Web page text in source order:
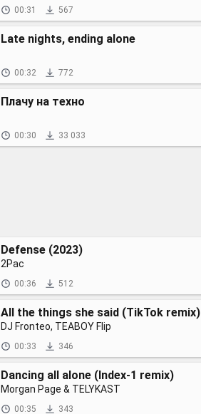
00:31 567
Late nights, ending alone
00:32 772
Плачу на техно
00:30 33 033
Defense (2023)
2Pac
00:36 512
All the things she said (TikTok remix)
DJ Fronteo, TEABOY Flip
00:33 346
Dancing all alone (Index-1 remix)
Morgan Page & TELYKAST
00:35 343